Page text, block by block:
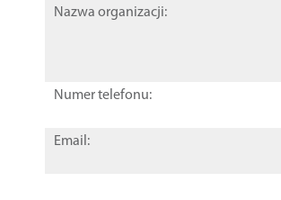
Nazwa organizacji:
Numer telefonu:
Email: